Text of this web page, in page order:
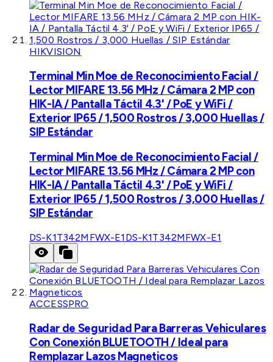
HIKVISION
Terminal Min Moe de Reconocimiento Facial /
Lector MIFARE 13.56 MHz / Cámara 2 MP con
HIK-IA / Pantalla Táctil 4.3' / PoE y WiFi /
Exterior IP65 / 1,500 Rostros / 3,000 Huellas /
SIP Estándar
Terminal Min Moe de Reconocimiento Facial /
Lector MIFARE 13.56 MHz / Cámara 2 MP con
HIK-IA / Pantalla Táctil 4.3' / PoE y WiFi /
Exterior IP65 / 1,500 Rostros / 3,000 Huellas /
SIP Estándar
DS-K1T342MFWX-E1 DS-K1T342MFWX-E1
ACCESSPRO
Radar de Seguridad Para Barreras Vehiculares
Con Conexión BLUETOOTH / Ideal para
Remplazar Lazos Magneticos